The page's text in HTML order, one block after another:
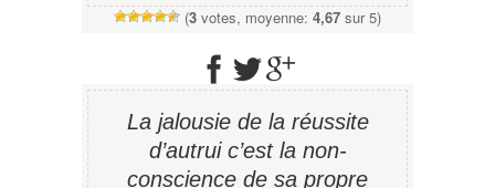
(3 votes, moyenne: 4,67 sur 5)
La jalousie de la réussite
d’autrui c’est la non-
conscience de sa propre